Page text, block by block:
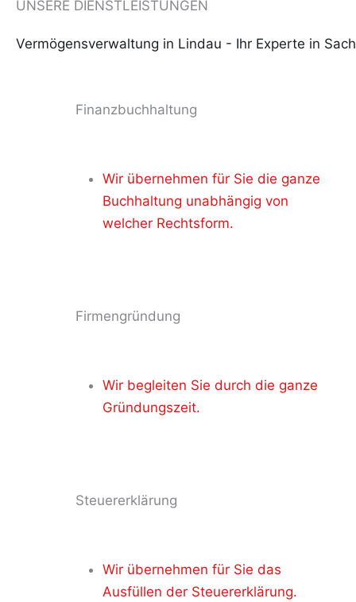
UNSERE DIENSTLEISTUNGEN
Vermögensverwaltung in Lindau - Ihr Experte in
Finanzbuchhaltung
Wir übernehmen für Sie die ganze
Buchhaltung unabhängig von
welcher Rechtsform.
Firmengründung
Wir begleiten Sie durch die ganze
Gründungszeit.
Steuererklärung
Wir übernehmen für Sie das
Ausfüllen der Steuererklärung.